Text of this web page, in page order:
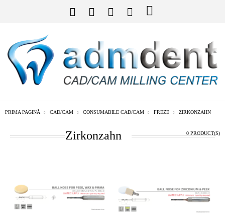
PRIMA PAGINĂ CAD/CAM CONSUMABILE CAD/CAM FREZE ZIRKONZAHN
0 PRODUCT(S)
Zirkonzahn